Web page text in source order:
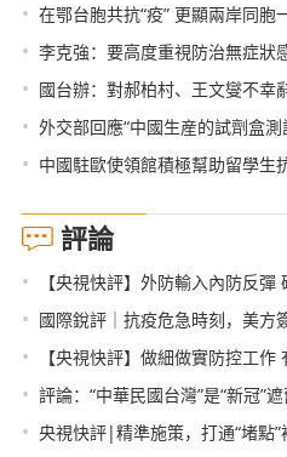
• 在鄂台胞共抗“疫” 更顯兩岸同胞
• 李克強：要高度重視防治無症狀
• 國台辦：對郝柏村、王文燮不幸
• 外交部回應“中國生産的試劑盒測
• 中國駐歐使領館積極幫助留學生
評論
• 【央視快評】外防輸入內防反
• 國際銳評｜抗疫危急時刻，美方
• 【央視快評】做細做實防控工作
• 評論：“中華民國台灣”是“新冠”
• 央視快評|精準施策，打通“堵點”